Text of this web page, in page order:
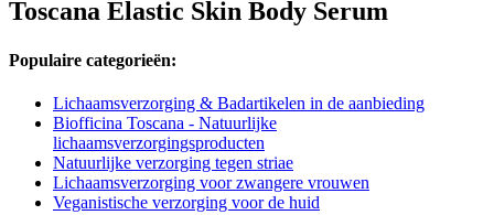
Toscana Elastic Skin Body Serum
Populaire categorieën:
Lichaamsverzorging & Badartikelen in de aanbieding
Biofficina Toscana - Natuurlijke
lichaamsverzorgingsproducten
Natuurlijke verzorging tegen striae
Lichaamsverzorging voor zwangere vrouwen
Veganistische verzorging voor de huid